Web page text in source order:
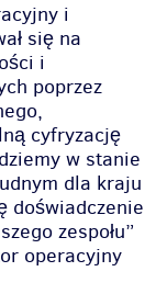
i
się na
i
poprzez
cyfryzację
w stanie
dla kraju
doświadczenie
zespołu”
operacyjny